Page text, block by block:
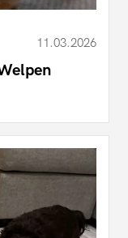
11.03.2026